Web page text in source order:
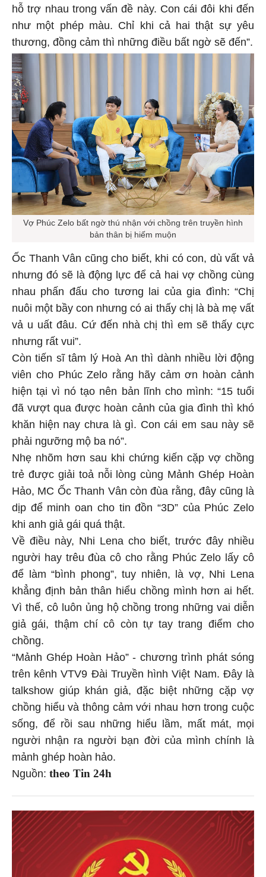
hỗ trợ nhau trong vấn đề này. Con cái đôi khi đến
như một phép màu. Chỉ khi cả hai thật sự yêu
thương, đồng cảm thì những điều bất ngờ sẽ đến”.
Vợ Phúc Zelo bất ngờ thú nhận với chồng trên truyền hình
bản thân bị hiếm muộn
Ốc Thanh Vân cũng cho biết, khi có con, dù vất vả
nhưng đó sẽ là động lực để cả hai vợ chồng cùng
nhau phấn đấu cho tương lai của gia đình: “Chị
nuôi một bầy con nhưng có ai thấy chị là bà mẹ vất
vả u uất đâu. Cứ đến nhà chị thì em sẽ thấy cực
nhưng rất vui”.
Còn tiến sĩ tâm lý Hoà An thì dành nhiều lời động
viên cho Phúc Zelo rằng hãy cảm ơn hoàn cảnh
hiện tại vì nó tạo nên bản lĩnh cho mình: “15 tuổi
đã vượt qua được hoàn cảnh của gia đình thì khó
khăn hiện nay chưa là gì. Con cái em sau này sẽ
phải ngưỡng mộ ba nó”.
Nhẹ nhõm hơn sau khi chứng kiến cặp vợ chồng
trẻ được giải toả nỗi lòng cùng Mảnh Ghép Hoàn
Hảo, MC Ốc Thanh Vân còn đùa rằng, đây cũng là
dịp để minh oan cho tin đồn “3D” của Phúc Zelo
khi anh giả gái quá thật.
Về điều này, Nhi Lena cho biết, trước đây nhiều
người hay trêu đùa cô cho rằng Phúc Zelo lấy cô
để làm “bình phong”, tuy nhiên, là vợ, Nhi Lena
khẳng định bản thân hiểu chồng mình hơn ai hết.
Vì thế, cô luôn ủng hộ chồng trong những vai diễn
giả gái, thậm chí cô còn tự tay trang điểm cho
chồng.
“Mảnh Ghép Hoàn Hảo” - chương trình phát sóng
trên kênh VTV9 Đài Truyền hình Việt Nam. Đây là
talkshow giúp khán giả, đặc biệt những cặp vợ
chồng hiểu và thông cảm với nhau hơn trong cuộc
sống, để rồi sau những hiểu lầm, mất mát, mọi
người nhận ra người bạn đời của mình chính là
mảnh ghép hoàn hảo.
Nguồn: theo Tin 24h